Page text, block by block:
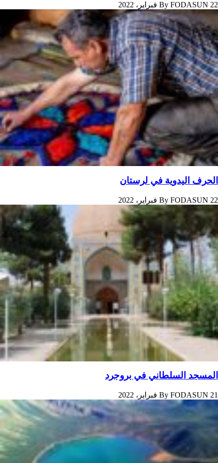
By FODASUN 22 فبراير، 2022
الحرف اليدوية في لرستان
By FODASUN 22 فبراير، 2022
المسجد السلطاني في بروجرد
By FODASUN 21 فبراير، 2022